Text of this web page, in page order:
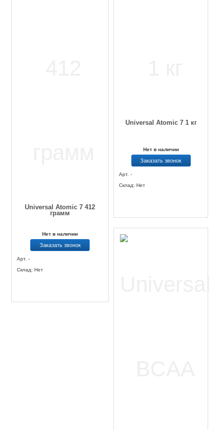
Universal Atomic 7 412
грамм
Нет в наличии
Заказать звонок
Арт. -
Склад: Нет
Universal Atomic 7 1 кг
Нет в наличии
Заказать звонок
Арт. -
Склад: Нет